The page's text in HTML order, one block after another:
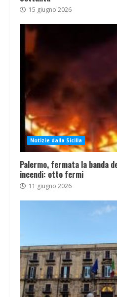
15 giugno 2026
Notizie dalla Sicilia
Palermo, fermata la banda
incendi: otto fermi
11 giugno 2026